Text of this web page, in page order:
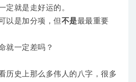
定就是走好运的。
以是加分项，但不是最最重要
就一定差吗？
历史上那么多伟人的八字，很多